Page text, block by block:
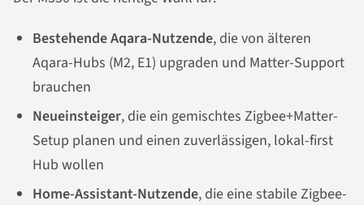
Bestehende Aqara-Nutzende, die von älteren
Aqara-Hubs (M2, E1) upgraden und Matter-Support
brauchen
Neueinsteiger, die ein gemischtes Zigbee+Matter-
Setup planen und einen zuverlässigen, lokal-first
Hub wollen
Home-Assistant-Nutzende, die eine stabile Zigbee-